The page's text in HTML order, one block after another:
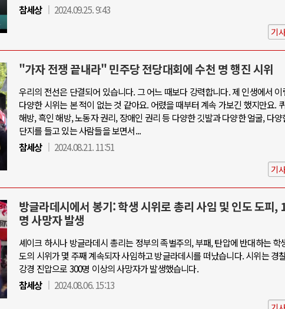
참세상
2024.09.25. 9:43
기
"가자 전쟁 끝내라" 민주당 전당대회에 수천 명 행진 시위
우리의 전선은 단결되어 있습니다. 그 어느 때보다 강력합니다. 제 인생에서 이
다양한 시위는 본 적이 없는 것 같아요. 어렸을 때부터 계속 가보긴 했지만요.
해방, 흑인 해방, 노동자 권리, 장애인 권리 등 다양한 깃발과 다양한 얼굴, 다양
단지를 들고 있는 사람들을 보면서...
참세상
2024.08.21. 11:51
기
방글라데시에서 봉기: 학생 시위로 총리 사임 및 인도 도피,
명 사망자 발생
셰이크 하시나 방글라데시 총리는 정부의 족벌주의, 부패, 탄압에 반대하는 학
도의 시위가 몇 주째 계속되자 사임하고 방글라데시를 떠났습니다. 시위는 경
강경 진압으로 300명 이상의 사망자가 발생했습니다.
참세상
2024.08.06. 15:13